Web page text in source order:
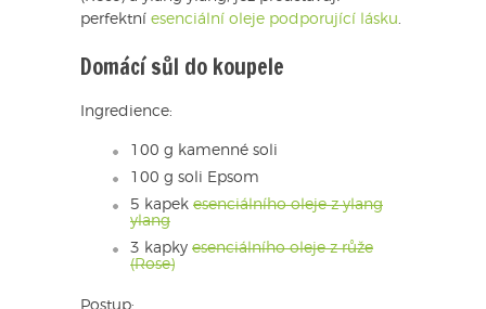
perfektní esenciální oleje podporující lásku.
Domácí sůl do koupele
Ingredience:
100 g kamenné soli
100 g soli Epsom
5 kapek esenciálního oleje z ylang
ylang
3 kapky esenciálního oleje z růže
(Rose)